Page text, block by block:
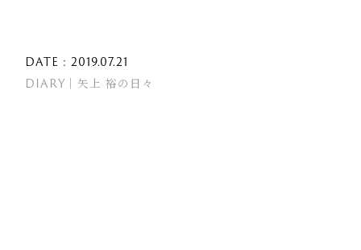
DATE : 2019.07.21
DIARY｜矢上 裕の日々